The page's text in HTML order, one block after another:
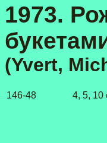
1973.
(Yvert,
146-48 4, 5, 10